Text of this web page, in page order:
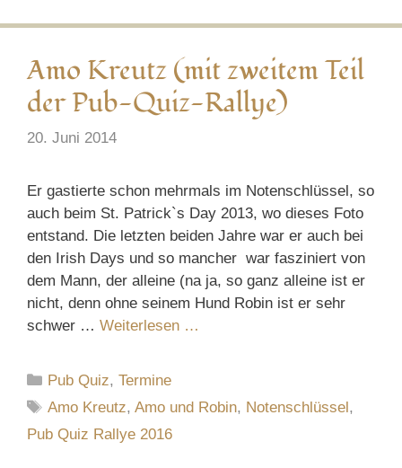
Amo Kreutz (mit zweitem Teil
der Pub-Quiz-Rallye)
20. Juni 2014
Er gastierte schon mehrmals im Notenschlüssel, so
auch beim St. Patrick`s Day 2013, wo dieses Foto
entstand. Die letzten beiden Jahre war er auch bei
den Irish Days und so mancher war fasziniert von
dem Mann, der alleine (na ja, so ganz alleine ist er
nicht, denn ohne seinem Hund Robin ist er sehr
schwer … Weiterlesen …
Kategorien
Pub Quiz,Termine
Schlagwörter
Amo Kreutz,Amo und Robin, Notenschlüssel,
Pub Quiz Rallye 2016